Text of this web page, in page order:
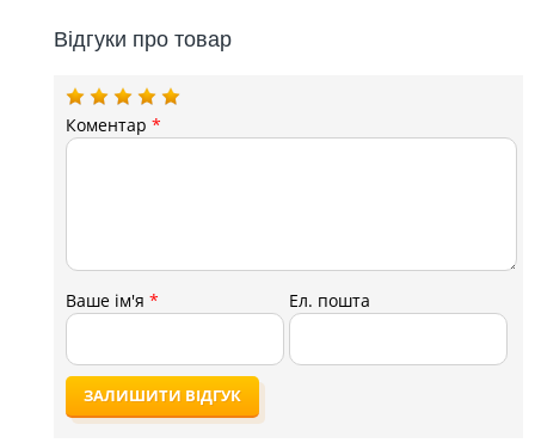
Відгуки про товар
Коментар*
Ваше ім'я* Ел. пошта
ЗАЛИШИТИ ВІДГУК